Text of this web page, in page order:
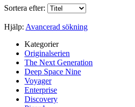
Sortera efter:
Hjälp: Avancerad sökning
Kategorier
Originalserien
The Next Generation
Deep Space Nine
Voyager
Enterprise
Discovery